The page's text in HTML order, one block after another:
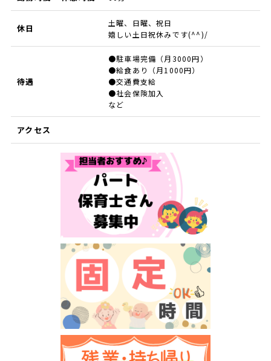
休日
土曜、日曜、祝日
嬉しい土日祝休みです(^^)/
待遇
●駐車場完備（月3000円）
●給食あり（月1000円）
●交通費支給
●社会保険加入
など
アクセス